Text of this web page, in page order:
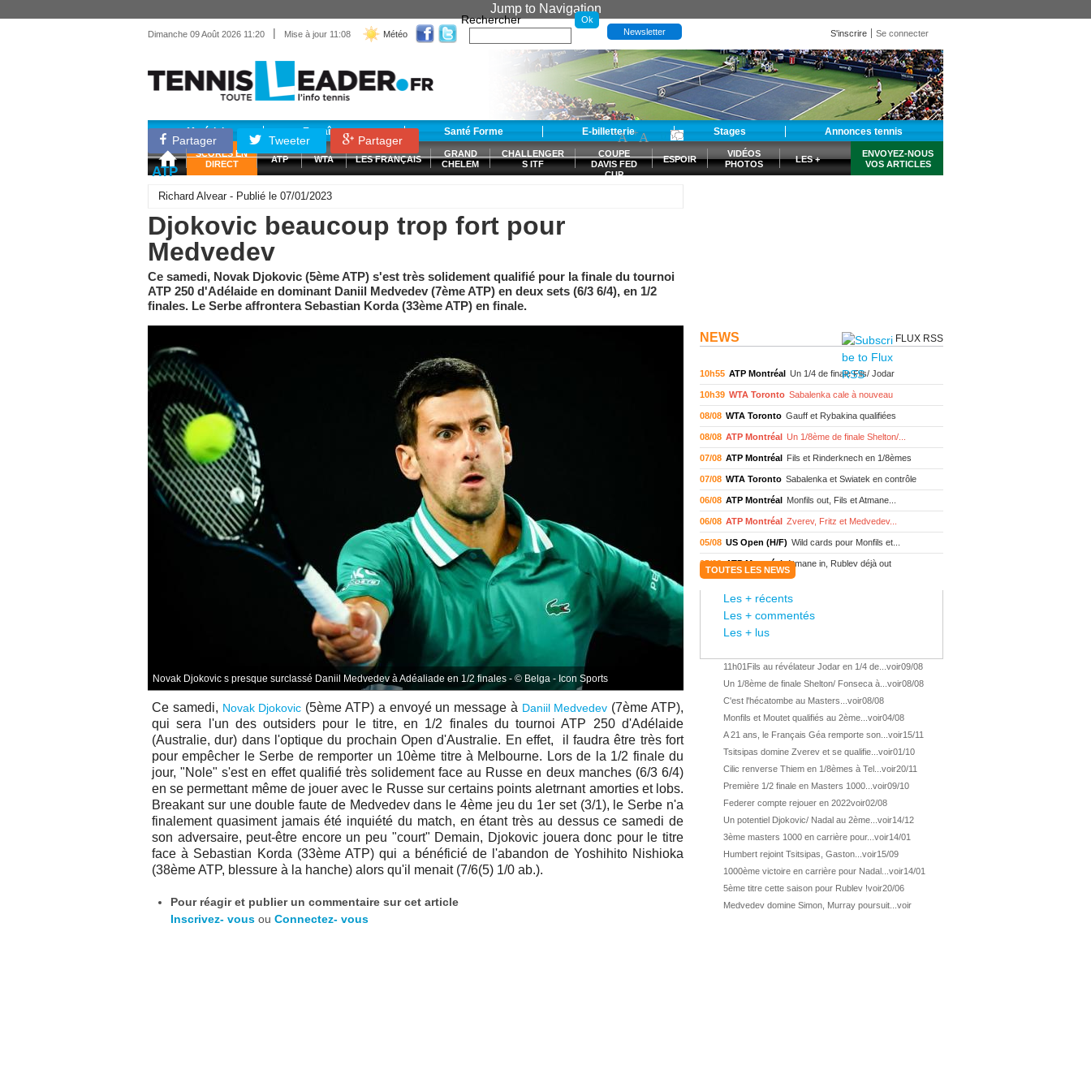
Jump to Navigation
Dimanche 09 Août 2026 11:20 | Mise à jour 11:08 Météo
Rechercher
Newsletter S'inscrire Se connecter
Matériel Entraînement Santé Forme E-billetterie Stages Annonces tennis
SCORES EN
DIRECT
ATP WTA LES FRANÇAIS
GRAND
CHELEM
CHALLENGER
S ITF
COUPE
DAVIS FED
CUP
ESPOIR
VIDÉOS
PHOTOS
LES +
ENVOYEZ-NOUS
VOS ARTICLES
Partager Tweeter Partager
-A +A
ATP
Richard Alvear - Publié le 07/01/2023
Djokovic beaucoup trop fort pour
Medvedev
Ce samedi, Novak Djokovic (5ème ATP) s'est très solidement qualifié pour la finale du tournoi
ATP 250 d'Adélaide en dominant Daniil Medvedev (7ème ATP) en deux sets (6/3 6/4), en 1/2
finales. Le Serbe affrontera Sebastian Korda (33ème ATP) en finale.
Novak Djokovic s presque surclassé Daniil Medvedev à Adéaliade en 1/2 finales - © Belga - Icon Sports
Ce samedi, Novak Djokovic (5ème ATP) a envoyé un message à Daniil Medvedev (7ème ATP),
qui sera l'un des outsiders pour le titre, en 1/2 finales du tournoi ATP 250 d'Adélaide
(Australie, dur) dans l'optique du prochain Open d'Australie. En effet, il faudra être très fort
pour empêcher le Serbe de remporter un 10ème titre à Melbourne. Lors de la 1/2 finale du
jour, "Nole" s'est en effet qualifié très solidement face au Russe en deux manches (6/3 6/4)
en se permettant même de jouer avec le Russe sur certains points aletrnant amorties et lobs.
Breakant sur une double faute de Medvedev dans le 4ème jeu du 1er set (3/1), le Serbe n'a
finalement quasiment jamais été inquiété du match, en étant très au dessus ce samedi de
son adversaire, peut-être encore un peu "court" Demain, Djokovic jouera donc pour le titre
face à Sebastian Korda (33ème ATP) qui a bénéficié de l'abandon de Yoshihito Nishioka
(38ème ATP, blessure à la hanche) alors qu'il menait (7/6(5) 1/0 ab.).
Pour réagir et publier un commentaire sur cet article
Inscrivez- vous ou Connectez- vous
NEWS FLUX RSS
10h55 ATP Montréal Un 1/4 de finale Fils/ Jodar
10h39 WTA Toronto Sabalenka cale à nouveau
08/08 WTA Toronto Gauff et Rybakina qualifiées
08/08 ATP Montréal Un 1/8ème de finale Shelton/...
07/08 ATP Montréal Fils et Rinderknech en 1/8èmes
07/08 WTA Toronto Sabalenka et Swiatek en contrôle
06/08 ATP Montréal Monfils out, Fils et Atmane...
06/08 ATP Montréal Zverev, Fritz et Medvedev...
05/08 US Open (H/F) Wild cards pour Monfils et...
05/08 ATP Montréal Atmane in, Rublev déjà out
ATP Montréal Monfils et Moutet au 2ème tour
WTA Toronto
ATP Wash. Fritz domine Jodar en finale
WTA Memphis Liutova, 16 ans et déjà titrée
ATP Los Cabos Géa remporte le titre !
WTA Wash. Eala domine Svitolina
ATP Wash. De Minaur éliminé en 1/4
ATP Los Cabos 1ère 1/2 finale pour Géa
WTA Washington Svitolina et Pegula en 1/4
ATP Wash. Pas de 1/4 pour Humbert et Atmane
ATP Washington De Minaur domine Tsitsipas
TOUTES LES NEWS
Les + récents
Les + commentés
Les + lus
11h01 Fils au révélateur Jodar en 1/4 de... voir09/08
Un 1/8ème de finale Shelton/ Fonseca à... voir08/08
C'est l'hécatombe au Masters... voir08/08
Monfils et Moutet qualifiés au 2ème... voir04/08
A 21 ans, le Français Géa remporte son... voir15/11
Tsitsipas domine Zverev et se qualifie... voir01/10
Cilic renverse Thiem en 1/8èmes à Tel... voir20/11
Première 1/2 finale en Masters 1000... voir09/10
Federer compte rejouer en 2022voir02/08
Un potentiel Djokovic/ Nadal au 2ème... voir14/12
3ème masters 1000 en carrière pour... voir14/01
Humbert rejoint Tsitsipas, Gaston... voir15/09
1000ème victoire en carrière pour Nadal... voir14/01
5ème titre cette saison pour Rublev !voir20/06
Medvedev domine Simon, Murray poursuit... voir